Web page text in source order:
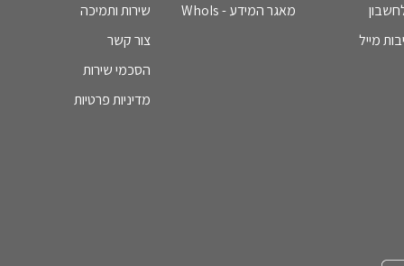
מייל
מאגר המידע - WhoIs
שירות ותמיכה
צור קשר
הסכמי שירות
מדיניות פרטיות